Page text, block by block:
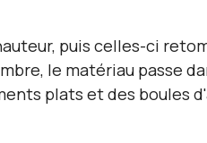
puis celles-ci
le matériau passe
plats et des boules